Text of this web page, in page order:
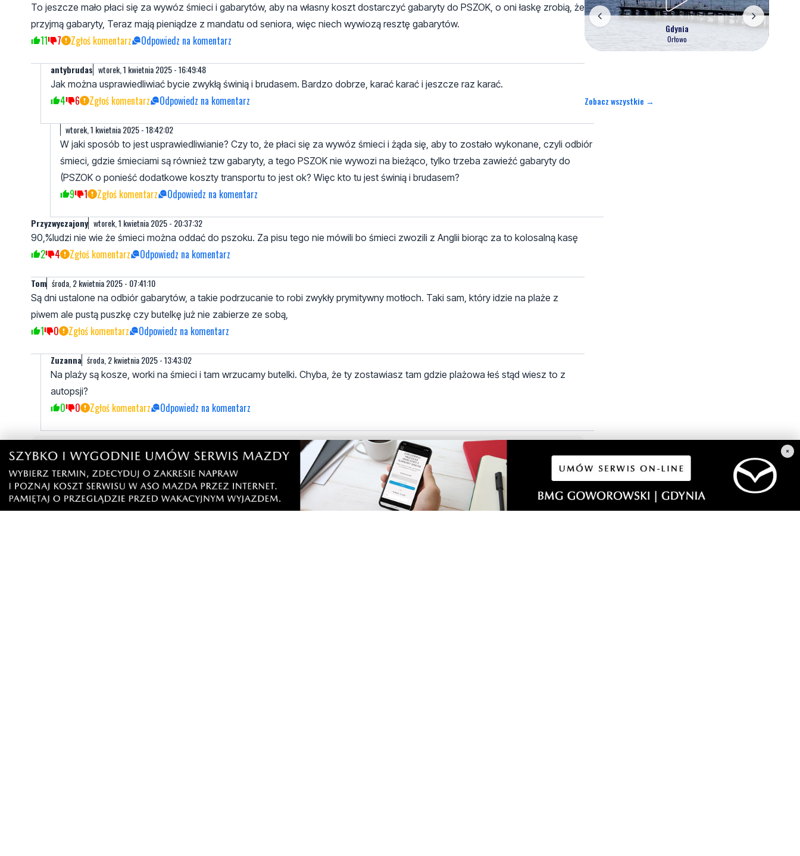
To jeszcze mało płaci się za wywóz śmieci i gabarytów, aby na własny koszt dostarczyć gabaryty do PSZOK, o oni łaskę zrobią, że
przyjmą gabaryty, Teraz mają pieniądze z mandatu od seniora, więc niech wywiozą resztę gabarytów.
11 7 Zgłoś komentarz Odpowiedz na komentarz
antybrudas wtorek, 1 kwietnia 2025 - 16:49:48
Jak można usprawiedliwiać bycie zwykłą świnią i brudasem. Bardzo dobrze, karać karać i jeszcze raz karać.
4 6 Zgłoś komentarz Odpowiedz na komentarz
wtorek, 1 kwietnia 2025 - 18:42:02
W jaki sposób to jest usprawiedliwianie? Czy to, że płaci się za wywóz śmieci i żąda się, aby to zostało wykonane, czyli odbiór
śmieci, gdzie śmieciami są również tzw gabaryty, a tego PSZOK nie wywozi na bieżąco, tylko trzeba zawieźć gabaryty do
(PSZOK o ponieść dodatkowe koszty transportu to jest ok? Więc kto tu jest świnią i brudasem?
9 1 Zgłoś komentarz Odpowiedz na komentarz
Przyzwyczajony wtorek, 1 kwietnia 2025 - 20:37:32
90,%ludzi nie wie że śmieci można oddać do pszoku. Za pisu tego nie mówili bo śmieci zwozili z Anglii biorąc za to kolosalną kasę
2 4 Zgłoś komentarz Odpowiedz na komentarz
Tom środa, 2 kwietnia 2025 - 07:41:10
Są dni ustalone na odbiór gabarytów, a takie podrzucanie to robi zwykły prymitywny motłoch. Taki sam, który idzie na plaże z
piwem ale pustą puszkę czy butelkę już nie zabierze ze sobą,
1 0 Zgłoś komentarz Odpowiedz na komentarz
Zuzanna środa, 2 kwietnia 2025 - 13:43:02
Na plaży są kosze, worki na śmieci i tam wrzucamy butelki. Chyba, że ty zostawiasz tam gdzie plażowa łeś stąd wiesz to z
autopsji?
0 0 Zgłoś komentarz Odpowiedz na komentarz
Napisz swój komentarz
Nie hejtuj, pisz kulturalnie i zgodne z prawem komentarze! Jeśli widzisz niestosowny wpis - kliknij
Gdynia
Orłowo
Zobacz wszystkie →
×